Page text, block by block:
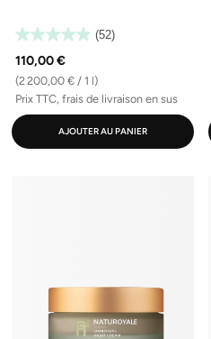
(52)
110,00 €
(2 200,00 € / 1 l)
Prix TTC, frais de livraison en sus
AJOUTER AU PANIER